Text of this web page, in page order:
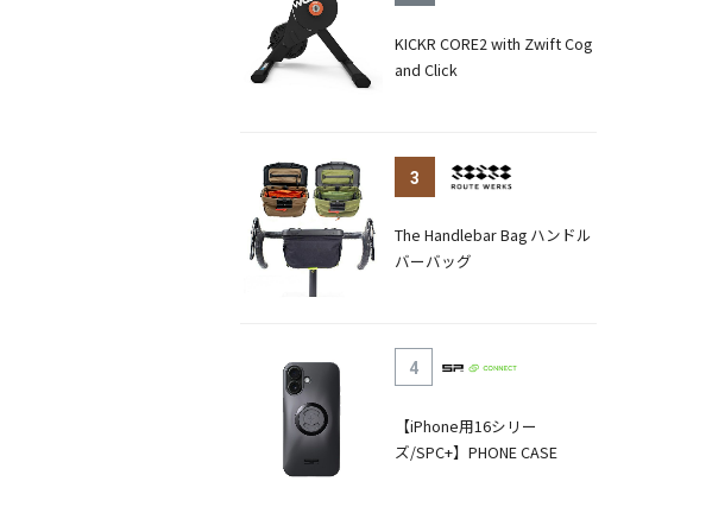
KICKR CORE2 with Zwift Cog
and Click
3
The Handlebar Bag ハンドル
バーバッグ
4
【iPhone用16シリー
ズ/SPC+】PHONE CASE